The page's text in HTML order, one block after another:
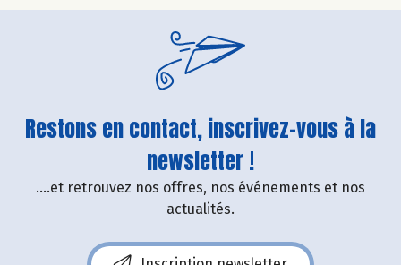
Restons en contact, inscrivez-vous à la
newsletter !
....et retrouvez nos offres, nos événements et nos
actualités.